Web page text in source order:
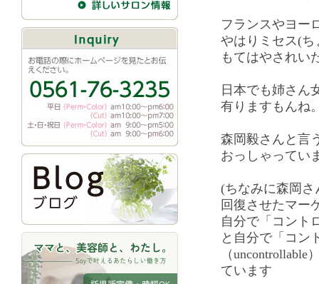
フランスやヨー
やはりミセス(
もてはやされい
日本でも姉さん
有りますもんね
森岡毅さんと言
おっしゃってい
(ちなみに森岡
回復させたマー
自分で「コント
と自分で「コン
（
ています